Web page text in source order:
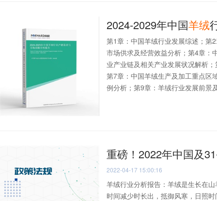
2024-2029年中国羊绒
第1章：中国羊绒行业发展综述；第
市场供求及经营效益分析；第4章：
业产业链及相关产业发展状况解析
第7章：中国羊绒生产及加工重点区
例分析；第9章：羊绒行业发展前景
重磅！2022年中国及
2022-04-17 15:00:16
羊绒行业分析报告：羊绒是生长在
时间减少时长出，抵御风寒，日照